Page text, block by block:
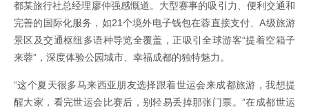
都某旅行社总经理廖仲强感慨道。大型赛事的吸引力、便利交通和
完善的国际化服务，如21个境外电子钱包在蓉直接支付、A级旅游
景区及交通枢纽多语种导览全覆盖，正吸引全球游客“提着空箱子
来蓉”，深度体验公园城市、幸福成都的独特魅力。
“这个夏天很多马来西亚朋友选择跟着世运会来成都旅游，我想提
醒大家，看完世运会比赛后，别轻易丢掉那张门票。”在成都世运